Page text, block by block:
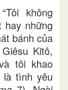
không
những
bánh của
Kitô,
tôi khao
là tình yêu